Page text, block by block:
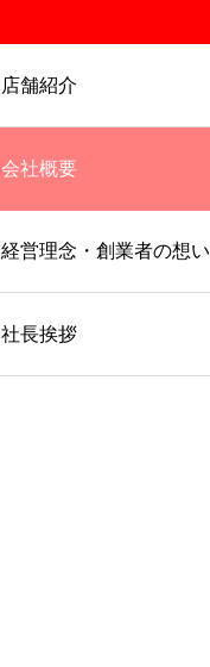
店舗紹介
会社概要
経営理念・創業者の想い
社長挨拶